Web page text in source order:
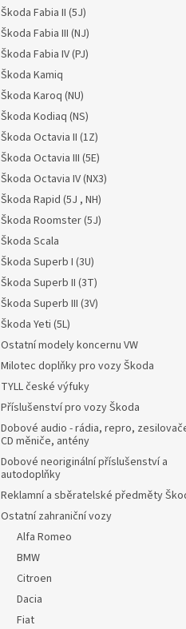
Škoda Fabia II (5J)
Škoda Fabia III (NJ)
Škoda Fabia IV (PJ)
Škoda Kamiq
Škoda Karoq (NU)
Škoda Kodiaq (NS)
Škoda Octavia II (1Z)
Škoda Octavia III (5E)
Škoda Octavia IV (NX3)
Škoda Rapid (5J , NH)
Škoda Roomster (5J)
Škoda Scala
Škoda Superb I (3U)
Škoda Superb II (3T)
Škoda Superb III (3V)
Škoda Yeti (5L)
Ostatní modely koncernu VW
Milotec doplňky pro vozy Škoda
TYLL české výfuky
Příslušenství pro vozy Škoda
Dobové audio - rádia, repro,
CD měniče, antény
Dobové neoriginální příslušenství a
autodoplňky
Reklamní a sběratelské předměty
Ostatní zahraniční vozy
Alfa Romeo
BMW
Citroen
Dacia
Fiat